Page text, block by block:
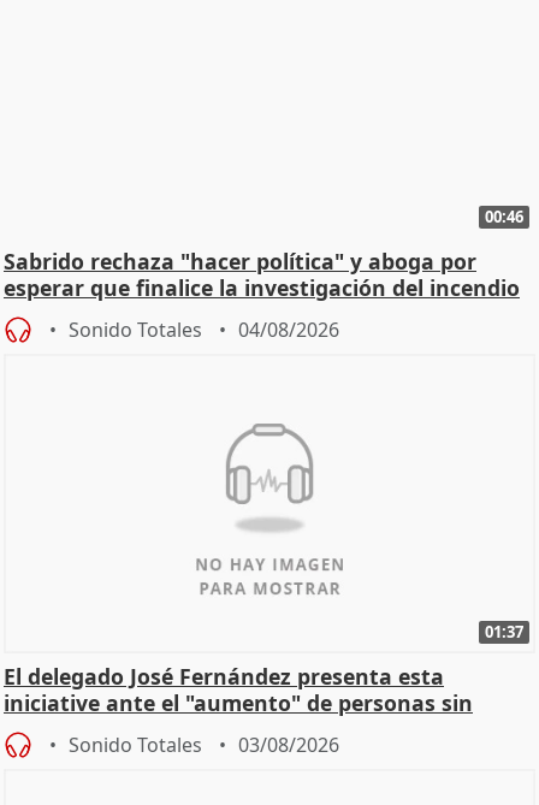
00:46
Sabrido rechaza "hacer política" y aboga por
esperar que finalice la investigación del incendio
Sonido Totales 04/08/2026
01:37
El delegado José Fernández presenta esta
iniciative ante el "aumento" de personas sin
hogar en Madri
Sonido Totales 03/08/2026